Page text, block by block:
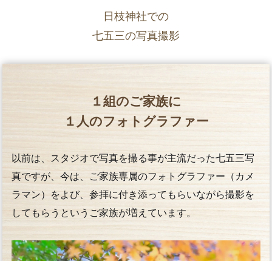
日枝神社での
七五三の写真撮影
１組のご家族に
１人のフォトグラファー
以前は、スタジオで写真を撮る事が主流だった七五三写
真ですが、今は、ご家族専属のフォトグラファー（カメ
ラマン）をよび、参拝に付き添ってもらいながら撮影を
してもらうというご家族が増えています。